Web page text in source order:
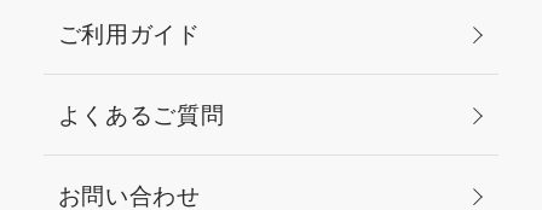
ご利用ガイド
よくあるご質問
お問い合わせ